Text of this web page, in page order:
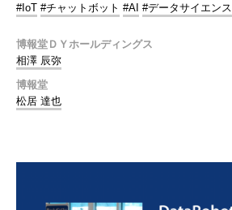
#IoT #チャットボット #AI #データサイエンス
博報堂ＤＹホールディングス
相澤 辰弥
博報堂
松居 達也